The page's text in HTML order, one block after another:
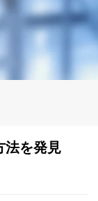
法を発見